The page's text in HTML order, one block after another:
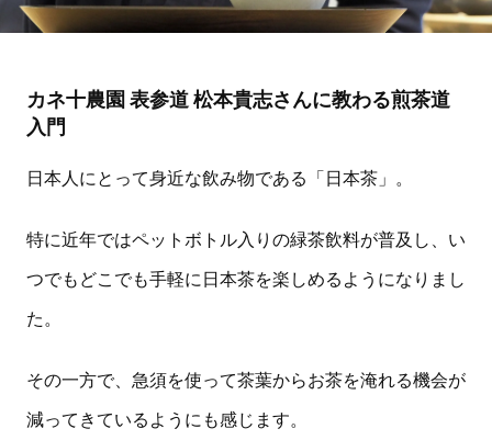
カネ十農園 表参道 松本貴志さんに教わる煎茶道
入門
日本人にとって身近な飲み物である「日本茶」。
特に近年ではペットボトル入りの緑茶飲料が普及し、い
つでもどこでも手軽に日本茶を楽しめるようになりまし
た。
その一方で、急須を使って茶葉からお茶を淹れる機会が
減ってきているようにも感じます。